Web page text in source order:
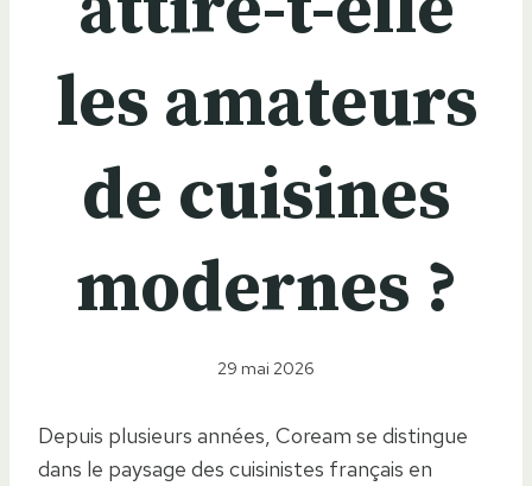
les amateurs
de cuisines
modernes ?
29 mai 2026
Depuis plusieurs années, Coream se distingue
dans le paysage des cuisinistes français en